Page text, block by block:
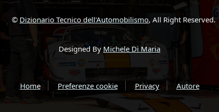
© Dizionario Tecnico dell'Automobilismo, All Right Reserved.
Designed By Michele Di Maria
Home Preferenze cookie Privacy Autore